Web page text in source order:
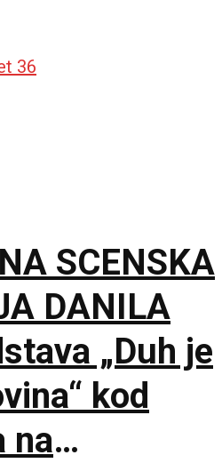
36
SCENSKA
DANILA
„Duh je
kod
na